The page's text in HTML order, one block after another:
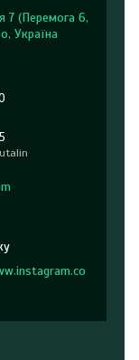
7 (Перемога 6,
Україна